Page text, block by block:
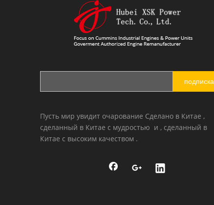
подписка
Пусть мир увидит очарование Сделано в Китае ,
сделанный в Китае с мудростью и , сделанный в
Китае с высоким качеством .